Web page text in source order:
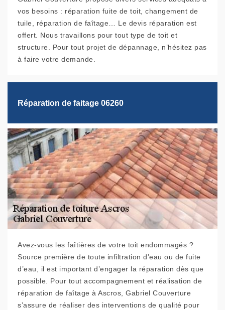
vos besoins : réparation fuite de toit, changement de
tuile, réparation de faîtage… Le devis réparation est
offert. Nous travaillons pour tout type de toit et
structure. Pour tout projet de dépannage, n’hésitez pas
à faire votre demande.
Réparation de faitage 06260
Avez-vous les faîtières de votre toit endommagés ?
Source première de toute infiltration d’eau ou de fuite
d’eau, il est important d’engager la réparation dès que
possible. Pour tout accompagnement et réalisation de
réparation de faîtage à Ascros, Gabriel Couverture
s’assure de réaliser des interventions de qualité pour